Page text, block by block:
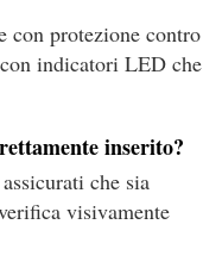
con protezione contro
indicatori LED che
inserito?
che sia
visivamente